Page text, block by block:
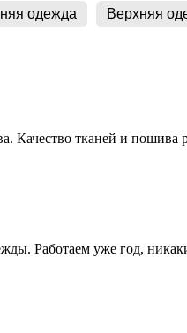
одежда Верхняя
Качество тканей и пошива
Работаем уже год,